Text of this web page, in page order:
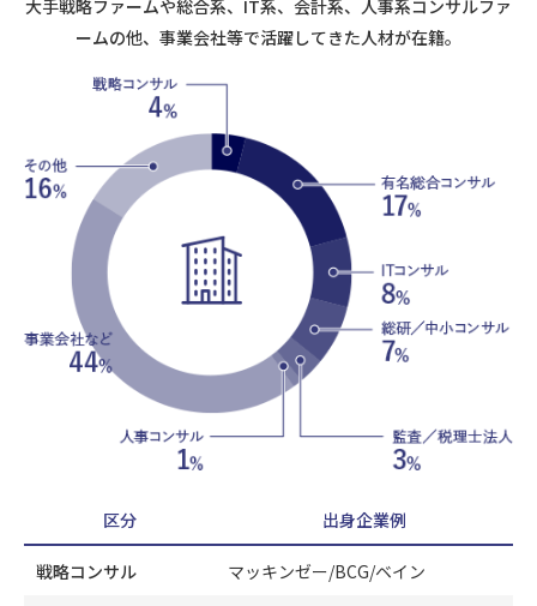
大手戦略ファームや総合系、IT系、会計系、人事系コンサルファ
ームの他、事業会社等で活躍してきた人材が在籍。
区分 出身企業例
戦略コンサル マッキンゼー/BCG/ベイン